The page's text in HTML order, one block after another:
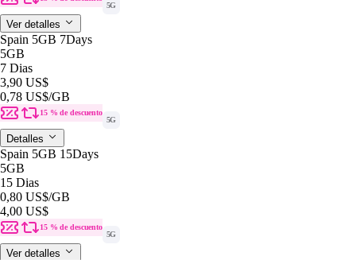
5G
Ver detalles
Spain 5GB 7Days
5GB
7 Dias
3,90 US$
0,78 US$/GB
15 % de descuento
5G
Detalles
Spain 5GB 15Days
5GB
15 Dias
0,80 US$/GB
4,00 US$
15 % de descuento
5G
Ver detalles